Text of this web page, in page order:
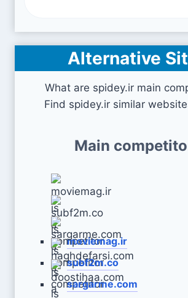
Alternative
What are spidey.ir main
Find spidey.ir similar
Main
moviemag.ir
subf2m.co
sargarme.com